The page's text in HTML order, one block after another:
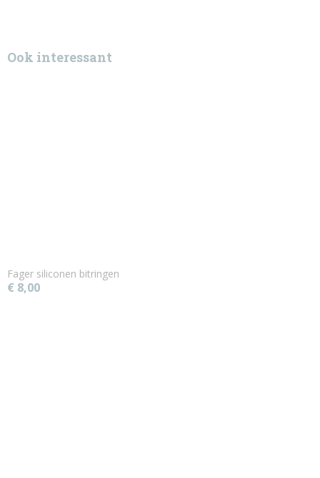
Ook interessant
Fager siliconen bitringen
€ 8,00